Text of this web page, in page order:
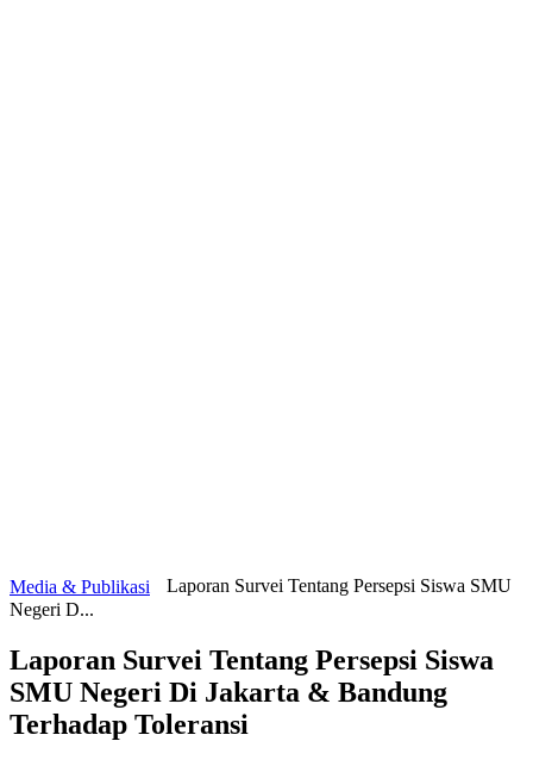
Media & Publikasi
Laporan Survei Tentang Persepsi Siswa SMU
Negeri D...
Laporan Survei Tentang Persepsi Siswa
SMU Negeri Di Jakarta & Bandung
Terhadap Toleransi